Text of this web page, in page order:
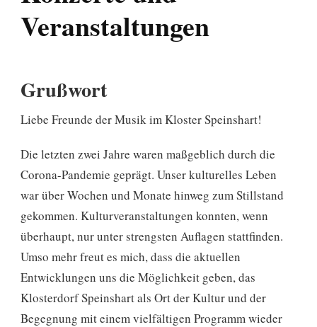
Veranstaltungen
Grußwort
Liebe Freunde der Musik im Kloster Speinshart!
Die letzten zwei Jahre waren maßgeblich durch die
Corona-Pandemie geprägt. Unser kulturelles Leben
war über Wochen und Monate hinweg zum Stillstand
gekommen. Kulturveranstaltungen konnten, wenn
überhaupt, nur unter strengsten Auflagen stattfinden.
Umso mehr freut es mich, dass die aktuellen
Entwicklungen uns die Möglichkeit geben, das
Klosterdorf Speinshart als Ort der Kultur und der
Begegnung mit einem vielfältigen Programm wieder